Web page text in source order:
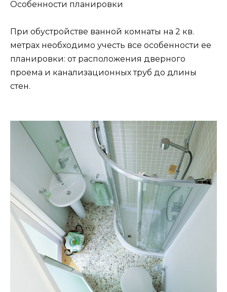
Особенности планировки
При обустройстве ванной комнаты на 2 кв.
метрах необходимо учесть все особенности ее
планировки: от расположения дверного
проема и канализационных труб до длины
стен.